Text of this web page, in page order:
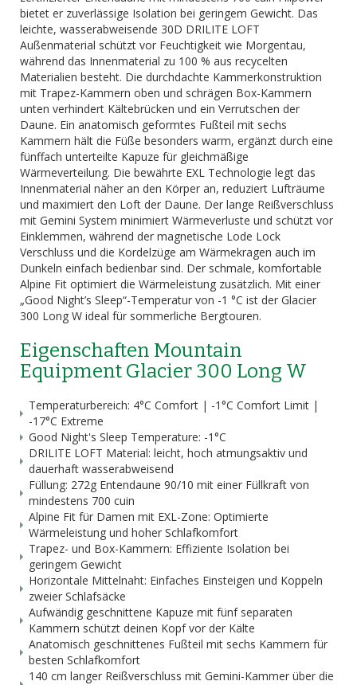
bietet er zuverlässige Isolation bei geringem Gewicht. Das
leichte, wasserabweisende 30D DRILITE LOFT
Außenmaterial schützt vor Feuchtigkeit wie Morgentau,
während das Innenmaterial zu 100 % aus recycelten
Materialien besteht. Die durchdachte Kammerkonstruktion
mit Trapez-Kammern oben und schrägen Box-Kammern
unten verhindert Kältebrücken und ein Verrutschen der
Daune. Ein anatomisch geformtes Fußteil mit sechs
Kammern hält die Füße besonders warm, ergänzt durch eine
fünffach unterteilte Kapuze für gleichmäßige
Wärmeverteilung. Die bewährte EXL Technologie legt das
Innenmaterial näher an den Körper an, reduziert Lufträume
und maximiert den Loft der Daune. Der lange Reißverschluss
mit Gemini System minimiert Wärmeverluste und schützt vor
Einklemmen, während der magnetische Lode Lock
Verschluss und die Kordelzüge am Wärmekragen auch im
Dunkeln einfach bedienbar sind. Der schmale, komfortable
Alpine Fit optimiert die Wärmeleistung zusätzlich. Mit einer
„Good Night’s Sleep“-Temperatur von -1 °C ist der Glacier
300 Long W ideal für sommerliche Bergtouren.
Eigenschaften Mountain
Equipment Glacier 300 Long W
Temperaturbereich: 4°C Comfort | -1°C Comfort Limit |
-17°C Extreme
Good Night's Sleep Temperature: -1°C
DRILITE LOFT Material: leicht, hoch atmungsaktiv und
dauerhaft wasserabweisend
Füllung: 272g Entendaune 90/10 mit einer Füllkraft von
mindestens 700 cuin
Alpine Fit für Damen mit EXL-Zone: Optimierte
Wärmeleistung und hoher Schlafkomfort
Trapez- und Box-Kammern: Effiziente Isolation bei
geringem Gewicht
Horizontale Mittelnaht: Einfaches Einsteigen und Koppeln
zweier Schlafsäcke
Aufwändig geschnittene Kapuze mit fünf separaten
Kammern schützt deinen Kopf vor der Kälte
Anatomisch geschnittenes Fußteil mit sechs Kammern für
besten Schlafkomfort
140 cm langer Reißverschluss mit Gemini-Kammer über die